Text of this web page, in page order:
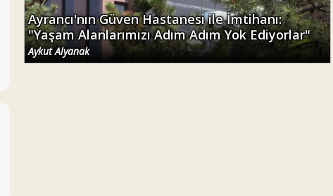
Ayrancı'nın Güven Hastanesi ile İmtihanı:
"Yaşam Alanlarımızı Adım Adım Yok Ediyorlar"
Aykut Alyanak